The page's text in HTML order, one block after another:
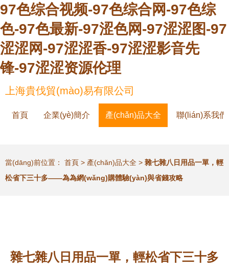
97色综合视频-97色综合网-97色综
色-97色最新-97涩色网-97涩涩图-97
涩涩网-97涩涩香-97涩涩影音先
锋-97涩涩资源伦理
上海貴伐貿(mào)易有限公司
首頁 企業(yè)簡介 產(chǎn)品大全 聯(lián)系我們
當(dāng)前位置： 首頁 > 產(chǎn)品大全 > 雜七雜八日用品一單，輕
松省下三十多——為為網(wǎng)購體驗(yàn)與省錢攻略
雜七雜八日用品一單，輕松省下三十多